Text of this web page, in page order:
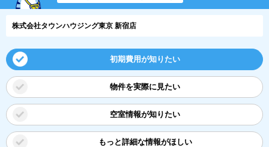
株式会社タウンハウジング東京 新宿店
初期費用が知りたい
物件を実際に見たい
空室情報が知りたい
もっと詳細な情報がほしい